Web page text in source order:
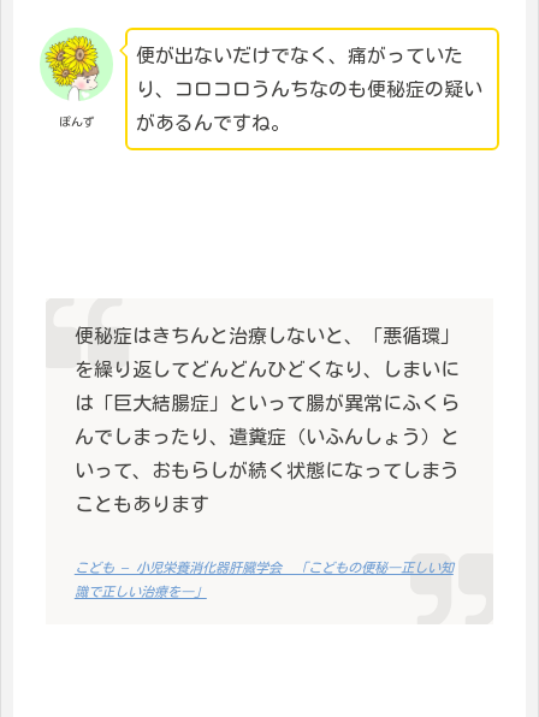
ぽんず
便が出ないだけでなく、痛がっていた
り、コロコロうんちなのも便秘症の疑い
があるんですね。
便秘症はきちんと治療しないと、「悪循環」
を繰り返してどんどんひどくなり、しまいに
は「巨大結腸症」といって腸が異常にふくら
んでしまったり、遺糞症（いふんしょう）と
いって、おもらしが続く状態になってしまう
こともあります
こども – 小児栄養消化器肝臓学会 「こどもの便秘―正しい知
識で正しい治療を―」